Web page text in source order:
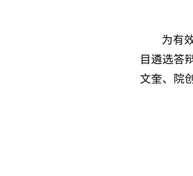
为有
目遴选答
文奎、院